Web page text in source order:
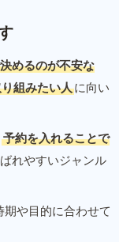
めるのが不安な
組みたい人に向い
予約を入れることで
れやすいジャンル
期や目的に合わせて